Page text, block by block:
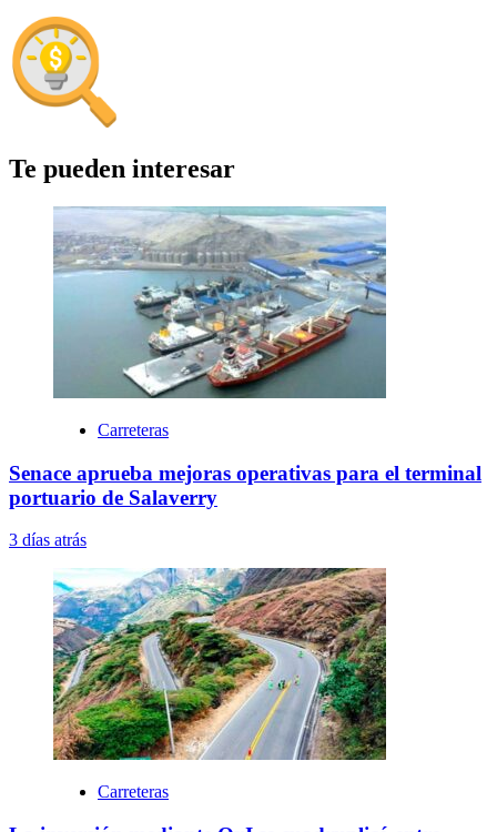
Te pueden interesar
Carreteras
Senace aprueba mejoras operativas para el terminal
portuario de Salaverry
3 días atrás
Carreteras